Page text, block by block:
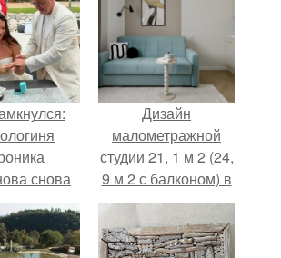
снова
за
мужа.
Дизайн
малометражной
студии 21, 1 м 2 (24,
9 м 2 с балконом) в
Краснодаре.